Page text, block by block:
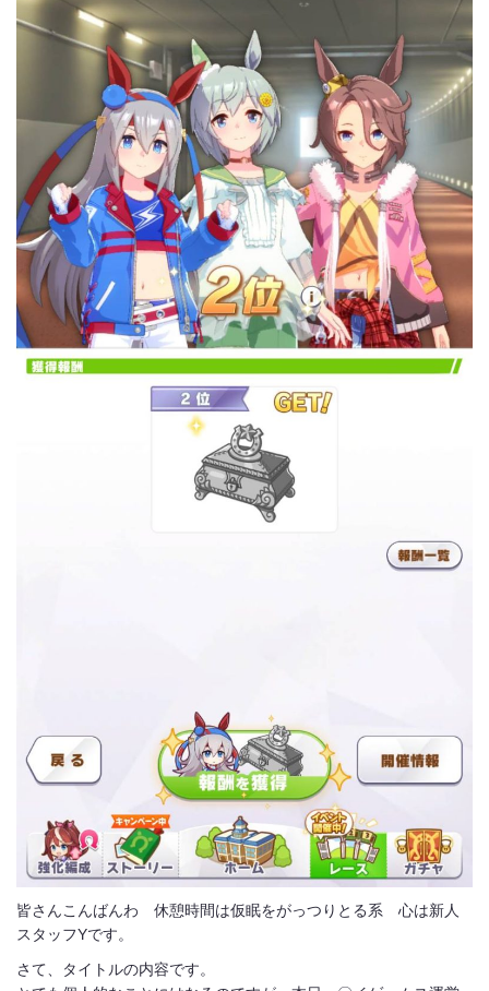
皆さんこんばんわ 休憩時間は仮眠をがっつりとる系 心は新人
スタッフYです。
さて、タイトルの内容です。